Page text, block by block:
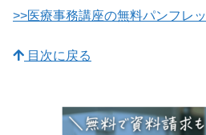
>>医療事務講座の無料パンフレ
目次に戻る